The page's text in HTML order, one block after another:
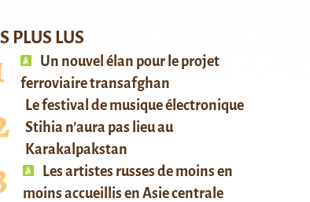
PLUS LUS
Un nouvel élan pour le projet
ferroviaire transafghan
Le festival de musique électronique
Stihia n’aura pas lieu au
Karakalpakstan
Les artistes russes de moins en
moins accueillis en Asie centrale